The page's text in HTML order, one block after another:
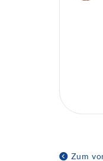
Zum